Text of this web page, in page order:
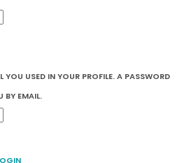
YOU USED IN YOUR PROFILE. A PASSWORD
BY EMAIL.